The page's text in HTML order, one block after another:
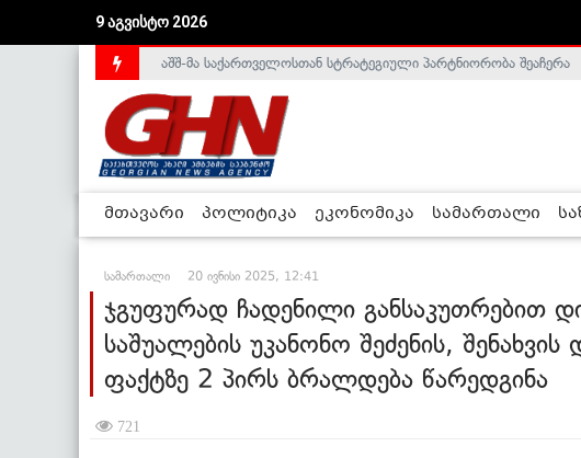
9 აგვისტო 2026
საქართველოს დე-ფაქტო მთავრობა არალეგიტიმურია -
მთავარი პოლიტიკა ეკონომიკა სამართალი
სამართალი 20 ივნისი 2025, 12:41
ჯგუფურად ჩადენილი განსაკუთრებით
საშუალების უკანონო შეძენის,
ფაქტზე 2 პირს ბრალდება წარედგინა
721